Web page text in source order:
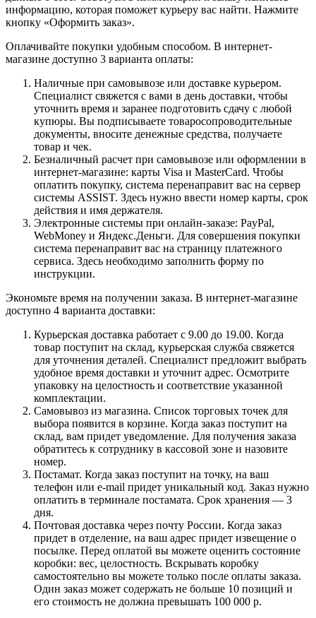
информацию, которая поможет курьеру вас найти. Нажмите
кнопку «Оформить заказ».
Оплачивайте покупки удобным способом. В интернет-
магазине доступно 3 варианта оплаты:
Наличные при самовывозе или доставке курьером.
Специалист свяжется с вами в день доставки, чтобы
уточнить время и заранее подготовить сдачу с любой
купюры. Вы подписываете товаросопроводительные
документы, вносите денежные средства, получаете
товар и чек.
Безналичный расчет при самовывозе или оформлении в
интернет-магазине: карты Visa и MasterCard. Чтобы
оплатить покупку, система перенаправит вас на сервер
системы ASSIST. Здесь нужно ввести номер карты, срок
действия и имя держателя.
Электронные системы при онлайн-заказе: PayPal,
WebMoney и Яндекс.Деньги. Для совершения покупки
система перенаправит вас на страницу платежного
сервиса. Здесь необходимо заполнить форму по
инструкции.
Экономьте время на получении заказа. В интернет-магазине
доступно 4 варианта доставки:
Курьерская доставка работает с 9.00 до 19.00. Когда
товар поступит на склад, курьерская служба свяжется
для уточнения деталей. Специалист предложит выбрать
удобное время доставки и уточнит адрес. Осмотрите
упаковку на целостность и соответствие указанной
комплектации.
Самовывоз из магазина. Список торговых точек для
выбора появится в корзине. Когда заказ поступит на
склад, вам придет уведомление. Для получения заказа
обратитесь к сотруднику в кассовой зоне и назовите
номер.
Постамат. Когда заказ поступит на точку, на ваш
телефон или e-mail придет уникальный код. Заказ нужно
оплатить в терминале постамата. Срок хранения — 3
дня.
Почтовая доставка через почту России. Когда заказ
придет в отделение, на ваш адрес придет извещение о
посылке. Перед оплатой вы можете оценить состояние
коробки: вес, целостность. Вскрывать коробку
самостоятельно вы можете только после оплаты заказа.
Один заказ может содержать не больше 10 позиций и
его стоимость не должна превышать 100 000 р.